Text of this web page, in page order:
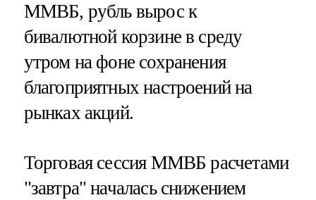
ММВБ, рубль вырос к
бивалютной корзине в среду
утром на фоне сохранения
благоприятных настроений на
рынках акций.
Торговая сессия ММВБ расчетами
"завтра" началась снижением